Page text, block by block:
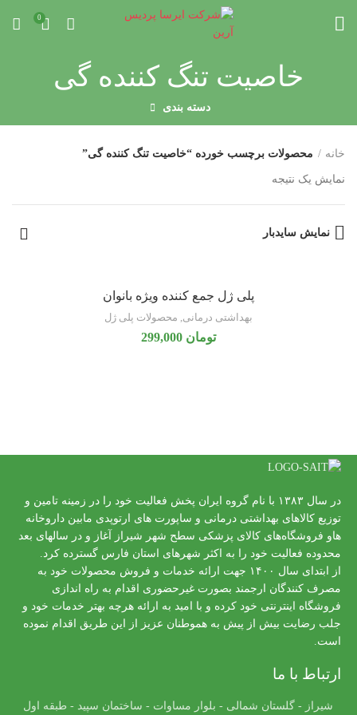
0
خاصیت تنگ کننده گی
دسته بندی
خانه محصولات برچسب خورده “خاصیت تنگ کننده گی”
نمایش یک نتیجه
نمایش سایدبار
پلی ژل جمع کننده ویژه بانوان
بهداشتی درمانی, محصولات پلی ژل
تومان
در سال ۱۳۸۳ با نام گروه ایران پخش فعالیت خود را در زمینه تامین و
توزیع کالاهای بهداشتی درمانی و ساپورت های ارتوپدی مابین داروخانه
هاو فروشگاه‌های کالای پزشکی سطح شهر شیراز آغاز و در سالهای بعد
محدوده فعالیت خود را به اکثر شهرهای استان فارس گسترده کرد.
از ابتدای سال ۱۴۰۰ جهت ارائه خدمات و فروش محصولات خود به
مصرف کنندگان ارجمند بصورت غیرحضوری اقدام به راه اندازی
فروشگاه اینترنتی خود کرده و با امید به ارائه هرچه بهتر خدمات خود و
جلب رضایت بیش از پیش به هموطنان عزیز از این طریق اقدام نموده
است.
ارتباط با ما
شیراز - گلستان شمالی - بلوار مساوات - ساختمان سپید - طبقه اول